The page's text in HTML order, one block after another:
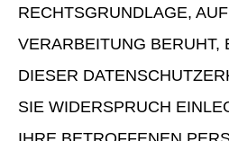
RECHTSGRUNDLAGE,
VERARBEITUNG BERUHT,
DIESER
SIE WIDERSPRUCH